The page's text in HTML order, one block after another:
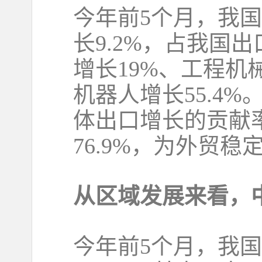
今年前5个月，我
长9.2%，占我国
增长19%、工程机
机器人增长55.4%
体出口增长的贡献
76.9%，为外贸稳
从区域发展来看，
今年前5个月，我